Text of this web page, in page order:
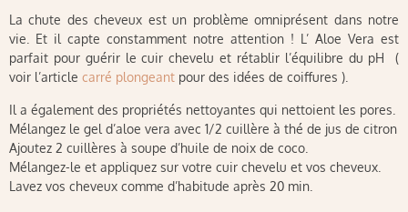
La chute des cheveux est un problème omniprésent dans notre
vie. Et il capte constamment notre attention ! L’ Aloe Vera est
parfait pour guérir le cuir chevelu et rétablir l’équilibre du pH (
voir l’article carré plongeant pour des idées de coiffures ).
Il a également des propriétés nettoyantes qui nettoient les pores.
Mélangez le gel d’aloe vera avec 1/2 cuillère à thé de jus de citron
Ajoutez 2 cuillères à soupe d’huile de noix de coco.
Mélangez-le et appliquez sur votre cuir chevelu et vos cheveux.
Lavez vos cheveux comme d’habitude après 20 min.